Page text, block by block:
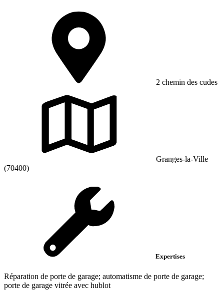
2 chemin des cudes
Granges-la-Ville
(70400)
Expertises
Réparation de porte de garage; automatisme de porte de garage;
porte de garage vitrée avec hublot